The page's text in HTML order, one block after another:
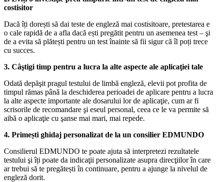
costisitor
Dacă îți dorești să dai teste de engleză mai costisitoare, pretestarea e
o cale rapidă de a afla dacă ești pregătit pentru un asemenea test – şi
de a evita să plătești pentru un test înainte să fii sigur că îl poți trece
cu succes.
3. Câştigi timp pentru a lucra la alte aspecte ale aplicaţiei tale
Odată depăşit pragul testului de limbă engleză, elevii pot profita de
timpul rămas până la deschiderea perioadei de aplicare pentru a lucra
la alte aspecte importante ale dosarului lor de aplicaţie, cum ar fi
scrisorile de recomandare şi eseul personal, ceea ce le va permite să
aibă o aplicaţie cu şanse mai mari, mai repede.
4. Primești ghidaj personalizat de la un consilier EDMUNDO
Consilierul EDMUNDO te poate ajuta să interpretezi rezultatele
testului şi îți poate da indicaţii personalizate asupra direcţiilor în care
ar trebui să te pregătești în continuare, pentru a ajunge la nivelul de
engleză dorit.